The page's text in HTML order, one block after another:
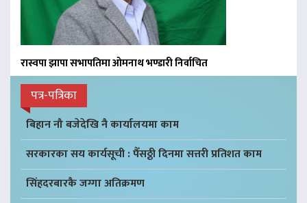
रास्वपा झापा सभापतिमा ओमनाथ भण्डारी निर्वाचित
पत्र-पत्रिका
बिहान नौ बजेदेखि नै कार्यालयमा काम
सरकारका सय कार्यसूची : पैँसठ्ठी दिनमा सत्तरी प्रतिशत काम
सिंहदरबारकै जग्गा अतिक्रमण